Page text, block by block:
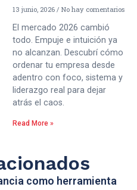
13 junio, 2026 No hay comentarios
El mercado 2026 cambió
todo. Empuje e intuición ya
no alcanzan. Descubrí cómo
ordenar tu empresa desde
adentro con foco, sistema y
liderazgo real para dejar
atrás el caos.
Read More »
como herramienta